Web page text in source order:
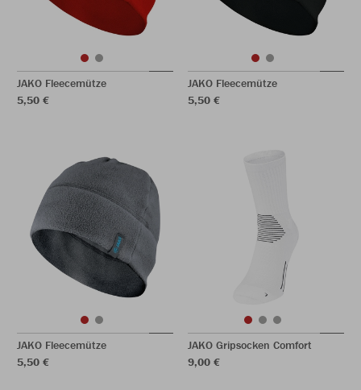
JAKO Fleecemütze
5,50 €
JAKO Fleecemütze
5,50 €
JAKO Fleecemütze
5,50 €
JAKO Gripsocken Comfort
9,00 €